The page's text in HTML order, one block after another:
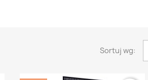
Sortuj wg: